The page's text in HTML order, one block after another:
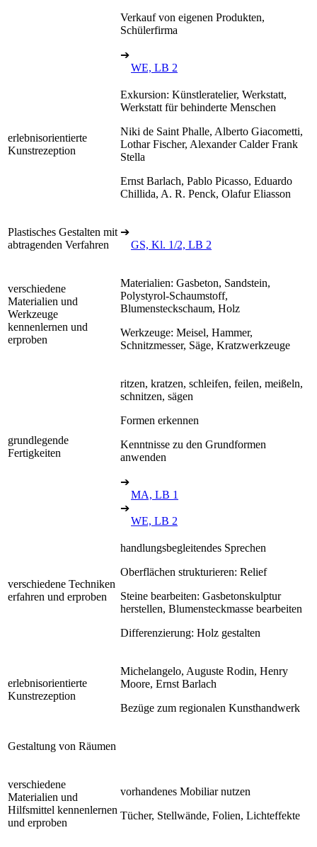
Verkauf von eigenen Produkten,
Schülerfirma
➔
WE, LB 2
erlebnisorientierte
Kunstrezeption
Exkursion: Künstleratelier, Werkstatt,
Werkstatt für behinderte Menschen
Niki de Saint Phalle, Alberto Giacometti,
Lothar Fischer, Alexander Calder Frank
Stella
Ernst Barlach, Pablo Picasso, Eduardo
Chillida, A. R. Penck, Olafur Eliasson
Plastisches Gestalten mit
abtragenden Verfahren
➔
GS, Kl. 1/2, LB 2
verschiedene
Materialien und
Werkzeuge
kennenlernen und
erproben
Materialien: Gasbeton, Sandstein,
Polystyrol-Schaumstoff,
Blumensteckschaum, Holz
Werkzeuge: Meisel, Hammer,
Schnitzmesser, Säge, Kratzwerkzeuge
grundlegende
Fertigkeiten
ritzen, kratzen, schleifen, feilen, meißeln,
schnitzen, sägen
Formen erkennen
Kenntnisse zu den Grundformen
anwenden
➔
MA, LB 1
➔
WE, LB 2
verschiedene Techniken
erfahren und erproben
handlungsbegleitendes Sprechen
Oberflächen strukturieren: Relief
Steine bearbeiten: Gasbetonskulptur
herstellen, Blumensteckmasse bearbeiten
Differenzierung: Holz gestalten
erlebnisorientierte
Kunstrezeption
Michelangelo, Auguste Rodin, Henry
Moore, Ernst Barlach
Bezüge zum regionalen Kunsthandwerk
Gestaltung von Räumen
verschiedene
Materialien und
Hilfsmittel kennenlernen
und erproben
vorhandenes Mobiliar nutzen
Tücher, Stellwände, Folien, Lichteffekte